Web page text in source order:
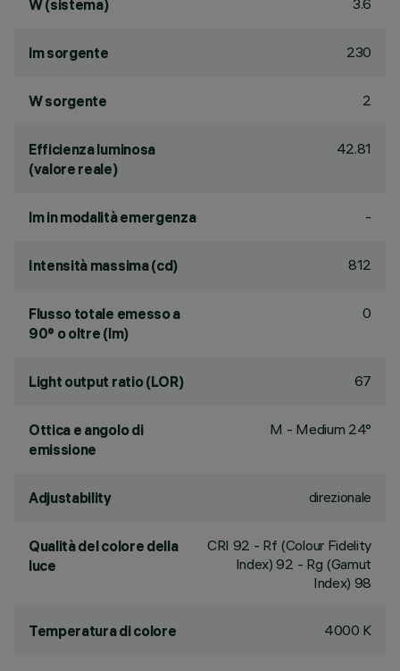
W (sistema) 3.6
lm sorgente 230
W sorgente 2
Efficienza luminosa
(valore reale)
42.81
lm in modalità emergenza -
Intensità massima (cd) 812
Flusso totale emesso a
90° o oltre (lm)
0
Light output ratio (LOR) 67
Ottica e angolo di
emissione
M - Medium 24°
Adjustability direzionale
Qualità del colore della
luce
CRI 92 - Rf (Colour Fidelity
Index) 92 - Rg (Gamut
Index) 98
Temperatura di colore 4000 K